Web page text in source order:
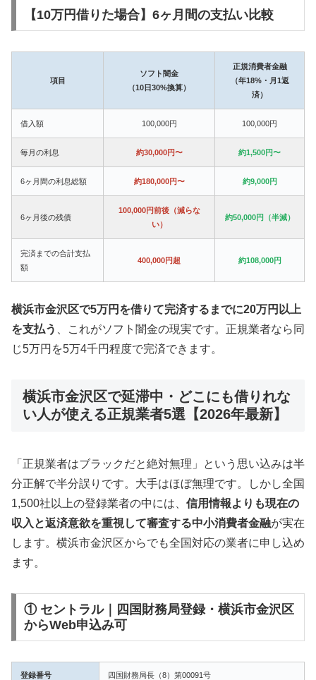
【10万円借りた場合】6ヶ月間の支払い比較
項目
ソフト闇金
（10日30%換算）
正規消費者金融
（年18%・月1返
済）
借入額 100,000円 100,000円
毎月の利息 約30,000円〜 約1,500円〜
6ヶ月間の利息総額 約180,000円〜 約9,000円
6ヶ月後の残債
100,000円前後（減らな
い）
約50,000円（半減）
完済までの合計支払
額
400,000円超 約108,000円
横浜市金沢区で5万円を借りて完済するまでに20万円以上
を支払う
、これがソフト闇金の現実です。正規業者なら同
じ5万円を5万4千円程度で完済できます。
横浜市金沢区で延滞中・どこにも借りれな
い人が使える正規業者5選【2026年最新】
「正規業者はブラックだと絶対無理」という思い込みは半
分正解で半分誤りです。大手はほぼ無理です。しかし全国
1,500社以上の登録業者の中には、 信用情報よりも現在の
収入と返済意欲を重視して審査する中小消費者金融が実在
します。横浜市金沢区からでも全国対応の業者に申し込め
ます。
① セントラル｜四国財務局登録・横浜市金沢区
からWeb申込み可
登録番号 四国財務局長（8）第00091号